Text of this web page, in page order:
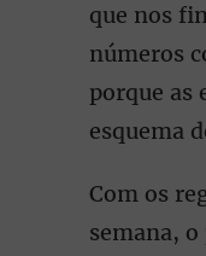
que nos
números
porque as
esquema
Com os
semana, o